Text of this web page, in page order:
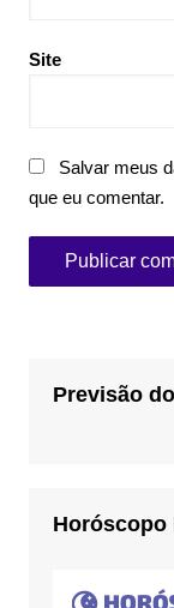
Site
Salvar meus
que eu comentar.
Previsão
Horóscopo